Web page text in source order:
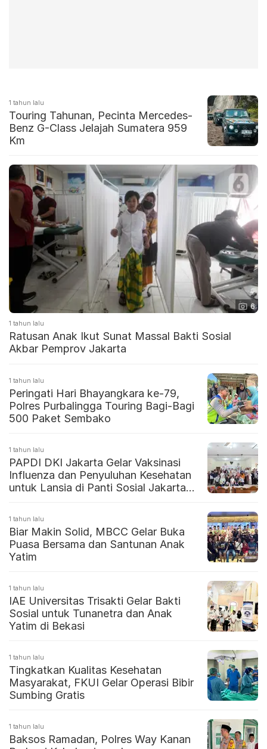
1 tahun lalu
Touring Tahunan, Pecinta Mercedes-
Benz G-Class Jelajah Sumatera 959
Km
6
1 tahun lalu
Ratusan Anak Ikut Sunat Massal Bakti Sosial
Akbar Pemprov Jakarta
1 tahun lalu
Peringati Hari Bhayangkara ke-79,
Polres Purbalingga Touring Bagi-Bagi
500 Paket Sembako
1 tahun lalu
PAPDI DKI Jakarta Gelar Vaksinasi
Influenza dan Penyuluhan Kesehatan
untuk Lansia di Panti Sosial Jakarta
1 tahun lalu
Biar Makin Solid, MBCC Gelar Buka
Puasa Bersama dan Santunan Anak
Yatim
1 tahun lalu
IAE Universitas Trisakti Gelar Bakti
Sosial untuk Tunanetra dan Anak
Yatim di Bekasi
1 tahun lalu
Tingkatkan Kualitas Kesehatan
Masyarakat, FKUI Gelar Operasi Bibir
Sumbing Gratis
1 tahun lalu
Baksos Ramadan, Polres Way Kanan